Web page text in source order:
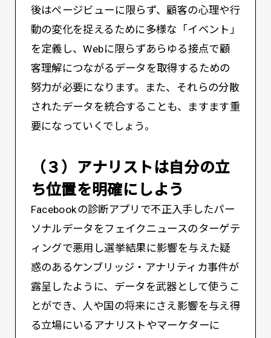
後はページビューに限らず、顧客の心理や行
動の変化を捉えるために多様な「イベント」
を定義し、Webに限らずあらゆる接点で顧
客理解につながるデータを取得するための
努力が必要になります。また、それらの分散
されたデータを統合することも、ますます重
要になっていくでしょう。
（３）アナリストは自分の立
ち位置を明確にしよう
Facebookの診断アプリで不正入手したパー
ソナルデータをフェイクニュースのターゲテ
ィングで悪用し選挙結果に影響を与えた疑
惑のあるケンブリッジ・アナリティカ事件が
露呈したように、データを武器として使うこ
とができ、人や国の将来にさえ影響を与え得
る立場にいるアナリストやマーケターに